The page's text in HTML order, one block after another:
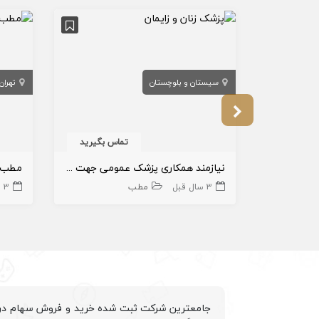
سیستان و بلوچستان
تماس بگیرید
نیازمند همکاری پزشک عمومی جهت کار در مطب در سیستان و بلوچستان
3 سال قبل مطب
تهران
مطب
3 سال قبل
جامعترین شرکت ثبت شده خرید و فروش سهام